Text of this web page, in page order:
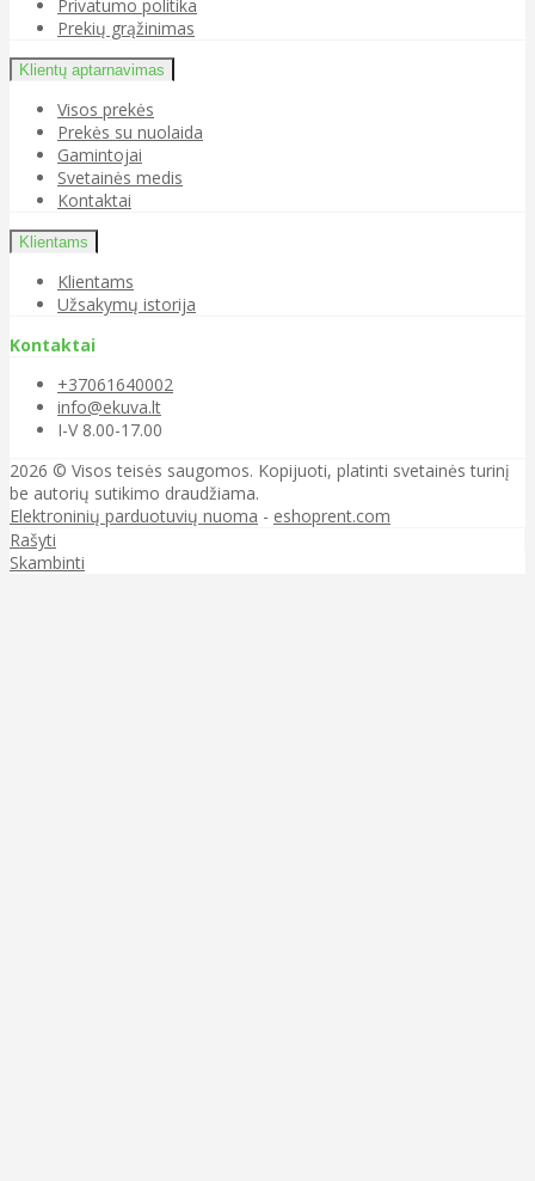
Privatumo politika
Prekių grąžinimas
Klientų aptarnavimas
Visos prekės
Prekės su nuolaida
Gamintojai
Svetainės medis
Kontaktai
Klientams
Klientams
Užsakymų istorija
Kontaktai
+37061640002
info@ekuva.lt
I-V 8.00-17.00
2026 © Visos teisės saugomos. Kopijuoti, platinti svetainės turinį
be autorių sutikimo draudžiama.
Elektroninių parduotuvių nuoma - eshoprent.com
Rašyti
Skambinti